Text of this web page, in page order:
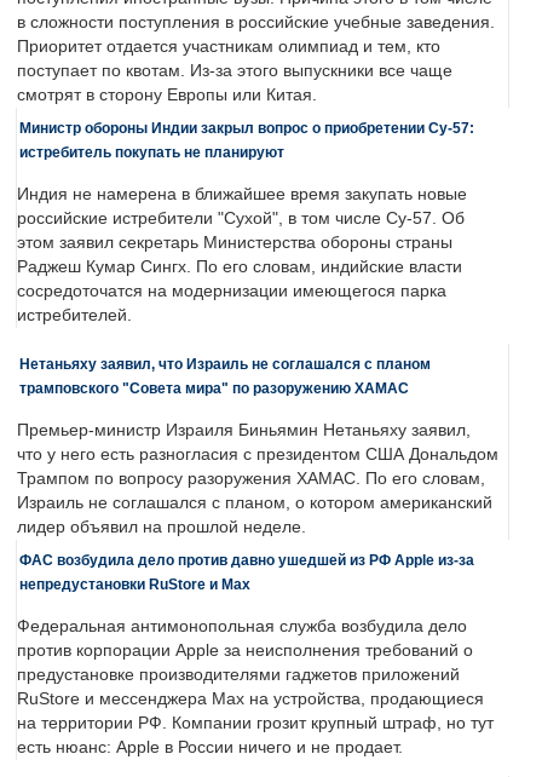
в сложности поступления в российские учебные заведения.
Приоритет отдается участникам олимпиад и тем, кто
поступает по квотам. Из-за этого выпускники все чаще
смотрят в сторону Европы или Китая.
Министр обороны Индии закрыл вопрос о приобретении Су-57:
истребитель покупать не планируют
Индия не намерена в ближайшее время закупать новые
российские истребители "Сухой", в том числе Су-57. Об
этом заявил секретарь Министерства обороны страны
Раджеш Кумар Сингх. По его словам, индийские власти
сосредоточатся на модернизации имеющегося парка
истребителей.
Нетаньяху заявил, что Израиль не соглашался с планом
трамповского "Совета мира" по разоружению ХАМАС
Премьер-министр Израиля Биньямин Нетаньяху заявил,
что у него есть разногласия с президентом США Дональдом
Трампом по вопросу разоружения ХАМАС. По его словам,
Израиль не соглашался с планом, о котором американский
лидер объявил на прошлой неделе.
ФАС возбудила дело против давно ушедшей из РФ Apple из-за
непредустановки RuStore и Max
Федеральная антимонопольная служба возбудила дело
против корпорации Apple за неисполнения требований о
предустановке производителями гаджетов приложений
RuStore и мессенджера Max на устройства, продающиеся
на территории РФ. Компании грозит крупный штраф, но тут
есть нюанс: Apple в России ничего и не продает.